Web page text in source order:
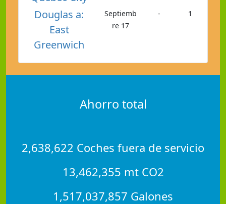
Douglas a:
East
Greenwich
Septiemb
re 17
- 1
Ahorro total
2,638,622 Coches fuera de servicio
13,462,355 mt CO2
1,517,037,857 Galones